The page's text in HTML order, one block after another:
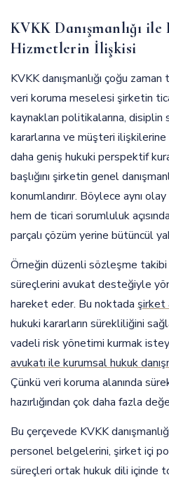
KVKK Danışmanlığı
Hizmetlerin İlişkisi
KVKK danışmanlığı çoğu
veri koruma meselesi şirketin
kaynakları politikalarına,
kararlarına ve müşteri
daha geniş hukuki perspektif
başlığını şirketin genel
konumlandırır. Böylece aynı
hem de ticari sorumluluk
parçalı çözüm yerine bütüncül
Örneğin düzenli sözleşme
süreçlerini avukat desteğiyle
hareket eder. Bu noktada şirket
hukuki kararların sürekliliğini
vadeli risk yönetimi kurmak
avukatı ile kurumsal hukuk
Çünkü veri koruma alanında
hazırlığından çok daha fazla
Bu çerçevede KVKK
personel belgelerini, şirket içi
süreçleri ortak hukuk dili içinde